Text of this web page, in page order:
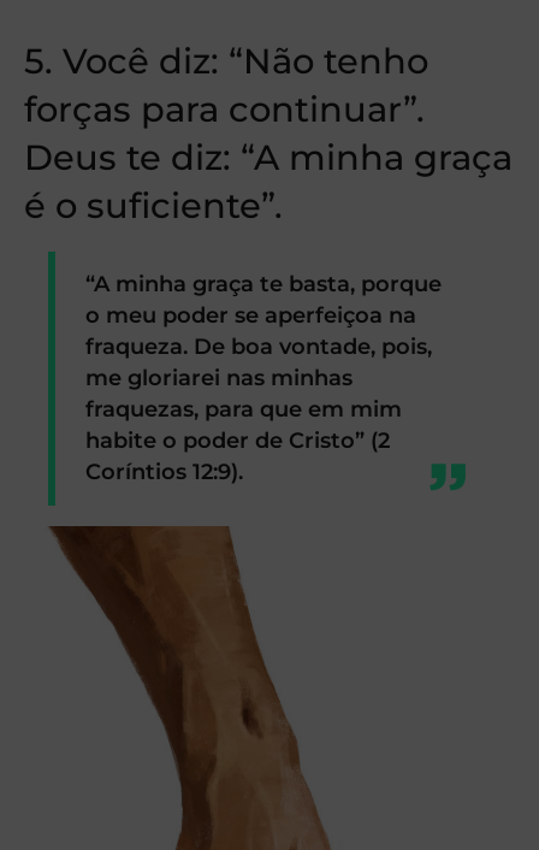
5. Você diz: “Não tenho
forças para continuar”.
Deus te diz: “A minha graça
é o suficiente”.
“A minha graça te basta, porque
o meu poder se aperfeiçoa na
fraqueza. De boa vontade, pois,
me gloriarei nas minhas
fraquezas, para que em mim
habite o poder de Cristo” (2
Coríntios 12:9).